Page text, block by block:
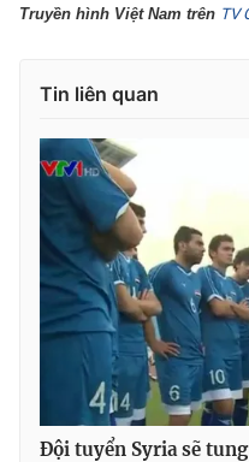
Truyền hình Việt Nam trên TV
Tin liên quan
Đội tuyển Syria sẽ